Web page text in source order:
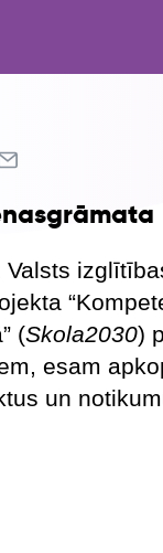
Valsts
(Skola2030)
esam
un